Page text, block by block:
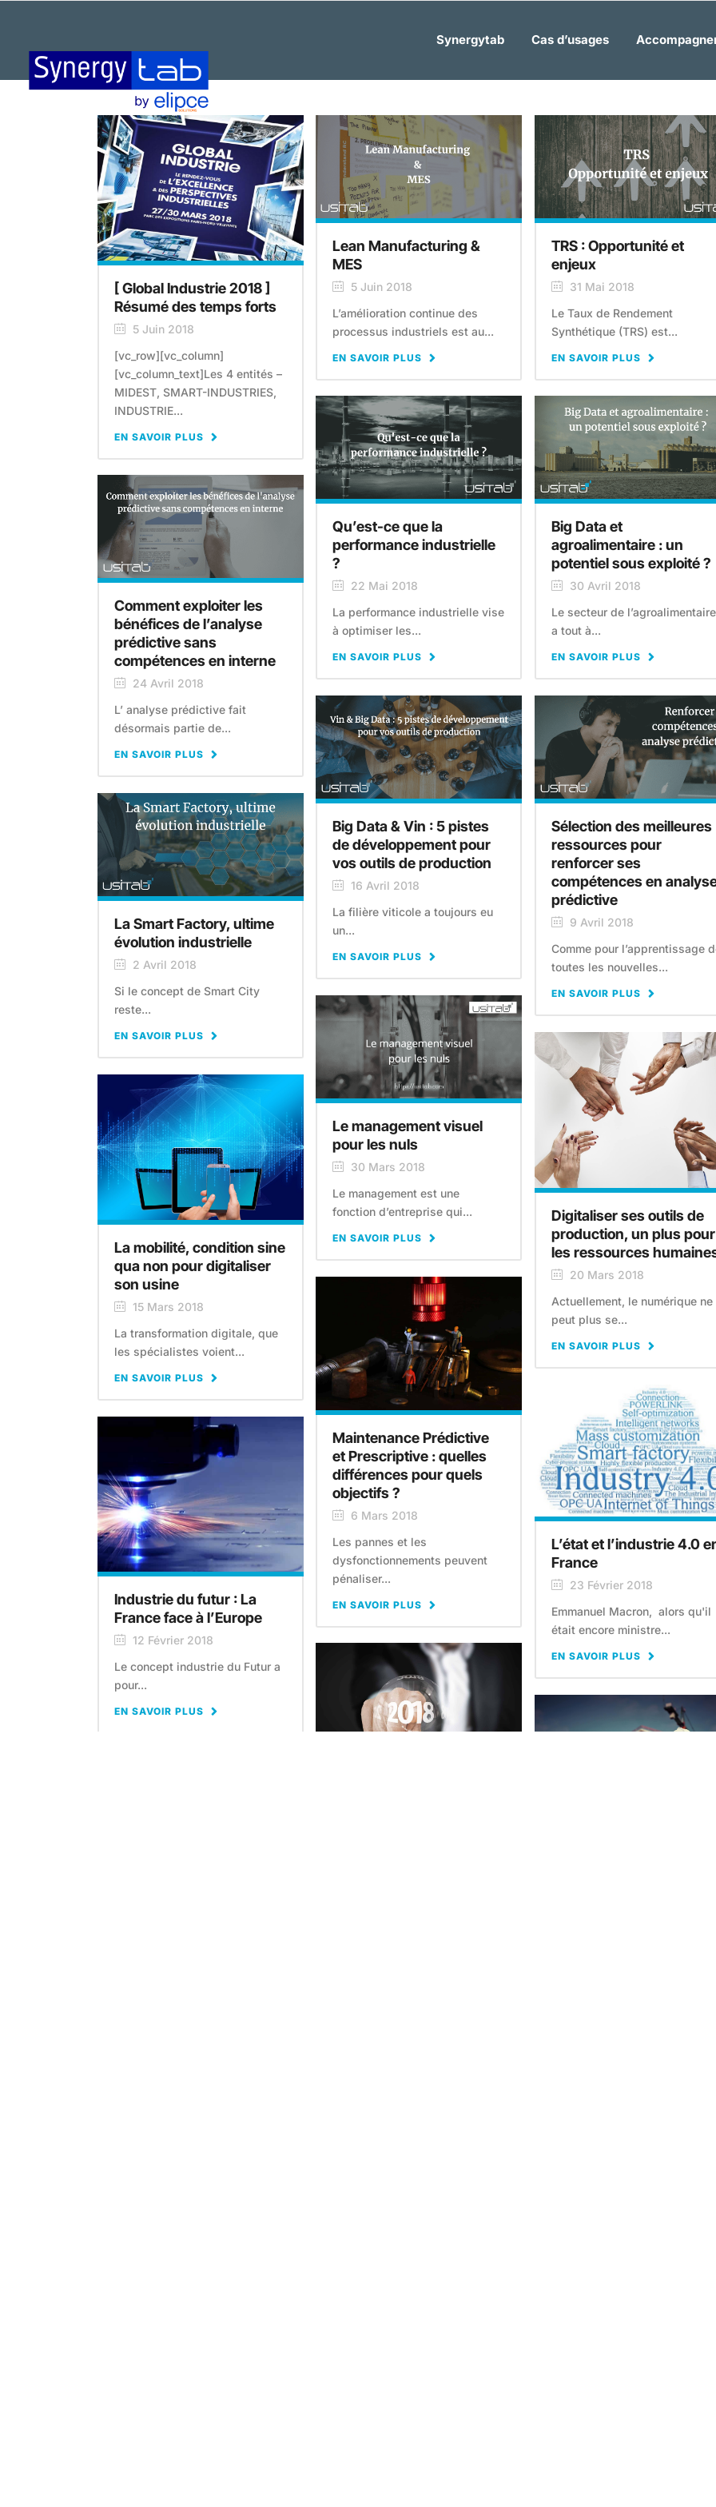
Synergytab Cas d’usages
[ Global Industrie 2018 ]
Résumé des temps forts
5 Juin 2018
[vc_row][vc_column]
[vc_column_text]Les 4 entités –
MIDEST, SMART-INDUSTRIES,
INDUSTRIE...
EN SAVOIR PLUS
Lean Manufacturing &
MES
5 Juin 2018
L’amélioration continue des
processus industriels est au...
EN SAVOIR PLUS
TRS : Opportunité et
enjeux
31 Mai 2018
Le Taux de Rendement
Synthétique (TRS) est...
EN SAVOIR PLUS
Qu’est-ce que la
performance industrielle
?
22 Mai 2018
La performance industrielle vise
à optimiser les...
EN SAVOIR PLUS
Big Data et
agroalimentaire : un
potentiel sous exploité ?
30 Avril 2018
Le secteur de l’agroalimentaire
a tout à...
EN SAVOIR PLUS
Comment exploiter les
bénéfices de l’analyse
prédictive sans
compétences en interne
24 Avril 2018
L’ analyse prédictive fait
désormais partie de...
EN SAVOIR PLUS
Big Data & Vin : 5 pistes
de développement pour
vos outils de production
16 Avril 2018
La filière viticole a toujours eu
un...
EN SAVOIR PLUS
Sélection des meilleures
ressources pour
renforcer ses
compétences en
prédictive
9 Avril 2018
Comme pour l’apprentissage
toutes les nouvelles...
EN SAVOIR PLUS
La Smart Factory, ultime
évolution industrielle
2 Avril 2018
Si le concept de Smart City
reste...
EN SAVOIR PLUS
Le management visuel
pour les nuls
30 Mars 2018
Le management est une
fonction d’entreprise qui...
EN SAVOIR PLUS
Digitaliser ses outils de
production, un plus pour
les ressources
20 Mars 2018
Actuellement, le numérique ne
peut plus se...
EN SAVOIR PLUS
La mobilité, condition sine
qua non pour digitaliser
son usine
15 Mars 2018
La transformation digitale, que
les spécialistes voient...
EN SAVOIR PLUS
Maintenance Prédictive
et Prescriptive : quelles
différences pour quels
objectifs ?
6 Mars 2018
Les pannes et les
dysfonctionnements peuvent
pénaliser...
EN SAVOIR PLUS
L’état et l’industrie 4.0
France
23 Février 2018
Emmanuel Macron, alors qu'il
était encore ministre...
EN SAVOIR PLUS
Industrie du futur : La
France face à l’Europe
12 Février 2018
Le concept industrie du Futur a
pour...
EN SAVOIR PLUS